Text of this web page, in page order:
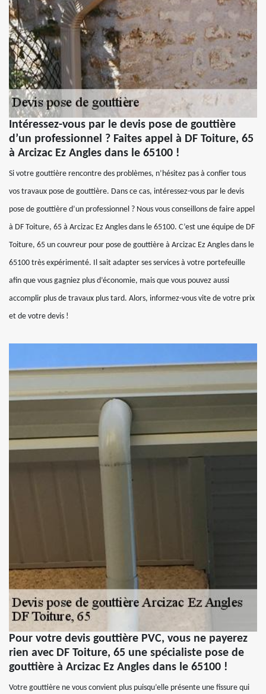
Intéressez-vous par le devis pose de gouttière
d’un professionnel ? Faites appel à DF Toiture, 65
à Arcizac Ez Angles dans le 65100 !
Si votre gouttière rencontre des problèmes, n’hésitez pas à confier tous
vos travaux pose de gouttière. Dans ce cas, intéressez-vous par le devis
pose de gouttière d’un professionnel ? Nous vous conseillons de faire appel
à DF Toiture, 65 à Arcizac Ez Angles dans le 65100. C’est une équipe de DF
Toiture, 65 un couvreur pour pose de gouttière à Arcizac Ez Angles dans le
65100 très expérimenté. Il sait adapter ses services à votre portefeuille
afin que vous gagniez plus d’économie, mais que vous pouvez aussi
accomplir plus de travaux plus tard. Alors, informez-vous vite de votre prix
et de votre devis !
Pour votre devis gouttière PVC, vous ne payerez
rien avec DF Toiture, 65 une spécialiste pose de
gouttière à Arcizac Ez Angles dans le 65100 !
Votre gouttière ne vous convient plus puisqu’elle présente une fissure qui